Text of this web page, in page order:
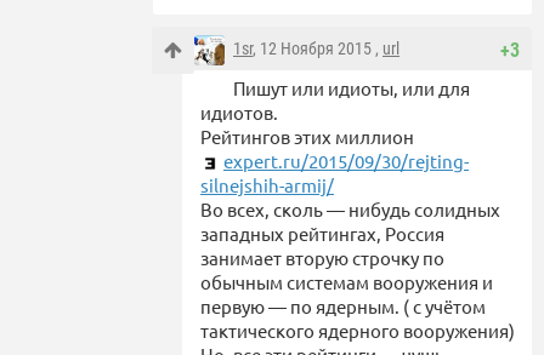
+3
1sr, 12 Ноября 2015 , url
Пишут или идиоты, или для
идиотов.
Рейтингов этих миллион
expert.ru/2015/09/30/rejting-
silnejshih-armij/
Во всех, сколь — нибудь солидных
западных рейтингах, Россия
занимает вторую строчку по
обычным системам вооружения и
первую — по ядерным. ( с учётом
тактического ядерного вооружения)